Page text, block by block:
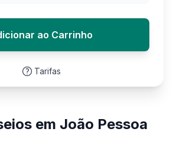
ao Carrinho
Tarifas
em João Pessoa